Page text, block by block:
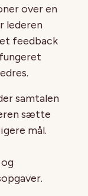
over en
lederen
feedback
samtalen
sætte
mål.